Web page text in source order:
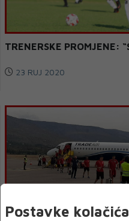
TRENERSKE
23 RUJ 2020
Postavke kolačića